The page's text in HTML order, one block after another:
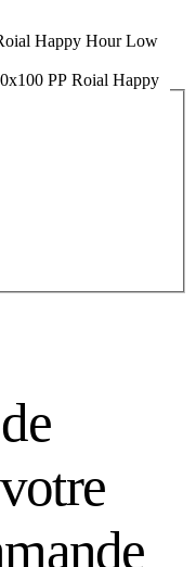
Happy Hour Low